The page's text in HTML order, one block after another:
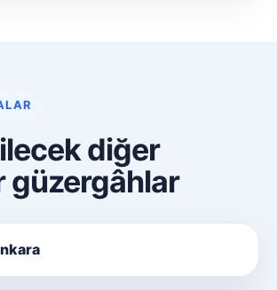
diğer
güzergâhlar